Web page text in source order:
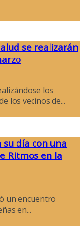
se realizarán
los
los vecinos de...
día con una
Ritmos en la
un encuentro
en...